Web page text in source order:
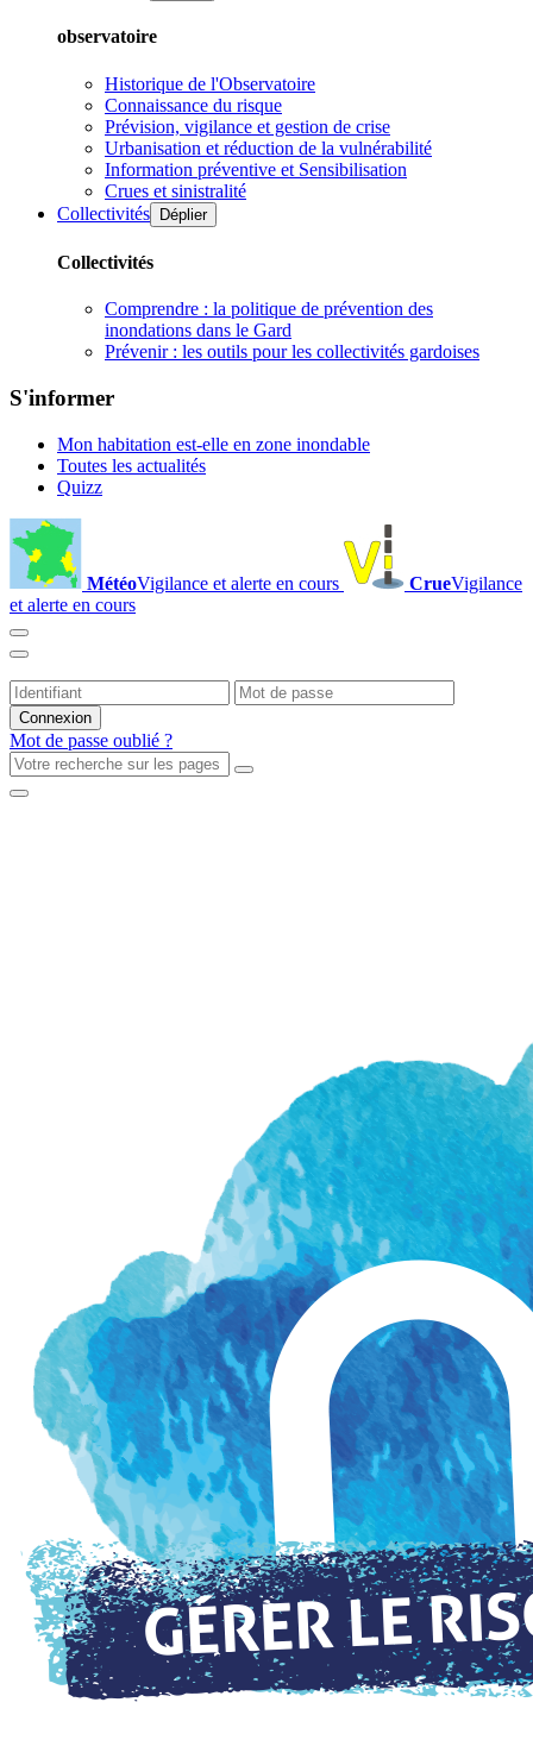
observatoire
Historique de l'Observatoire
Connaissance du risque
Prévision, vigilance et gestion de crise
Urbanisation et réduction de la vulnérabilité
Information préventive et Sensibilisation
Crues et sinistralité
Collectivités Déplier
Collectivités
Comprendre : la politique de prévention des
inondations dans le Gard
Prévenir : les outils pour les collectivités gardoises
S'informer
Mon habitation est-elle en zone inondable
Toutes les actualités
Quizz
MétéoVigilance et alerte en cours CrueVigilance
et alerte en cours
Mot de passe oublié ?